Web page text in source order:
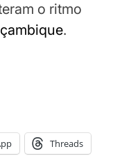
o ritmo
.
Threads